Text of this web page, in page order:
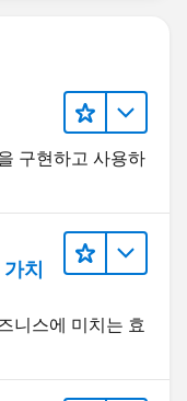
구현하고 사용하
치
니스에 미치는 효